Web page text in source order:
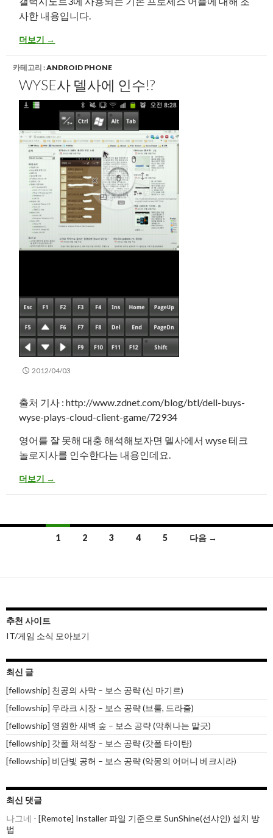
사한 내용입니다.
갤럭시노트3 – 기본 프로세스 정보
더보기 →
카테고리 :ANDROID PHONE
WYSE사 델사에 인수!?
2012/04/03
출처 기사 : http://www.zdnet.com/blog/btl/dell-buys-
wyse-plays-cloud-client-game/72934
영어를 잘 못해 대충 해석해보자면 델사에서 wyse 테크
놀로지사를 인수한다는 내용인데요.
wyse사 델사에 인수!?
더보기 →
비
이
션
1 2 3 4 5 다음 →
추천 사이트
IT/게임 소식 모아보기
최신 글
[fellowship] 천공의 사막 – 보스 공략 (신 마기르)
[fellowship] 우라크 시장 – 보스 공략 (브룰, 드라줄)
[fellowship] 영원한 새벽 숲 – 보스 공략 (악취나는 말긋)
[fellowship] 갓폴 채석장 – 보스 공략 (갓폴 타이탄)
[fellowship] 비단빛 공허 – 보스 공략 (악몽의 어머니 베크시라)
최신 댓글
나그네 - [Remote] Installer 파일 기준으로 SunShine(선샤인) 설치 방
법